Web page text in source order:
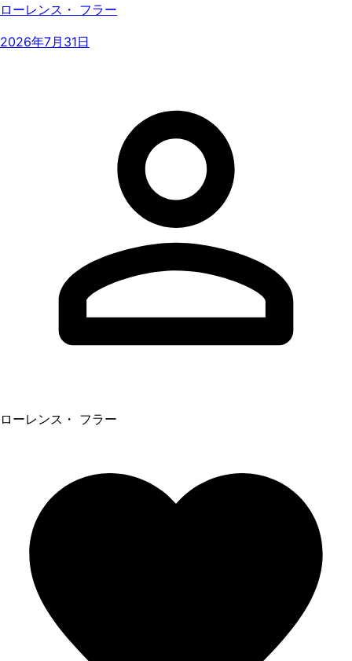
ローレンス・ フラー
2026年7月31日
ローレンス・ フラー